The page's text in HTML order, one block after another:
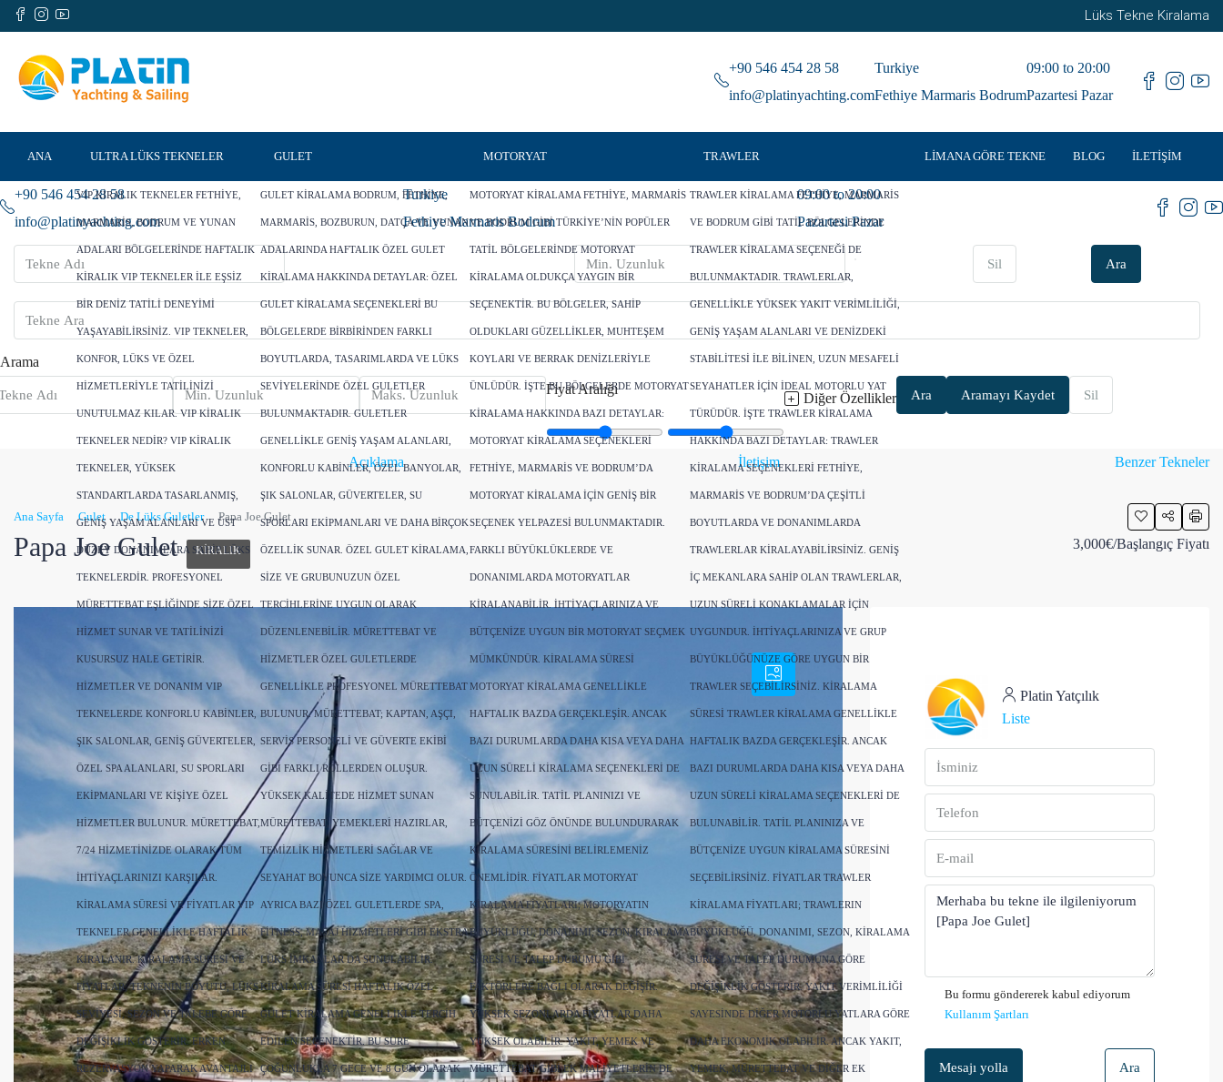
Lüks Tekne Kiralama
+90 546 454 28 58
info@platinyachting.com
Turkiye
Fethiye Marmaris Bodrum
09:00 to 20:00
Pazartesi Pazar
ANA ULTRA LÜKS TEKNELER
VIP KIRALIK TEKNELER FETHIYE,
MARMARIS, BODRUM VE YUNAN
ADALARI BÖLGELERINDE HAFTALIK
KIRALIK VIP TEKNELER ILE EŞSIZ
BIR DENIZ TATILI DENEYIMI
YAŞAYABILIRSINIZ. VIP TEKNELER,
KONFOR, LÜKS VE ÖZEL
HIZMETLERIYLE TATILINIZI
UNUTULMAZ KILAR. VIP KIRALIK
TEKNELER NEDIR? VIP KIRALIK
TEKNELER, YÜKSEK
STANDARTLARDA TASARLANMIŞ,
GENIŞ YAŞAM ALANLARI VE ÜST
DÜZEY DONANIMLARA SAHIP LÜKS
TEKNELERDIR. PROFESYONEL
MÜRETTEBAT EŞLIĞINDE SIZE ÖZEL
HIZMET SUNAR VE TATILINIZI
KUSURSUZ HALE GETIRIR.
HIZMETLER VE DONANIM VIP
TEKNELERDE KONFORLU KABINLER,
ŞIK SALONLAR, GENIŞ GÜVERTELER,
ÖZEL SPA ALANLARI, SU SPORLARI
EKIPMANLARI VE KIŞIYE ÖZEL
HIZMETLER BULUNUR. MÜRETTEBAT,
7/24 HIZMETINIZDE OLARAK TÜM
IHTIYAÇLARINIZI KARŞILAR.
KIRALAMA SÜRESI VE FIYATLAR VIP
TEKNELER GENELLIKLE HAFTALIK
KIRALANIR. KIRALAMA SÜRESI VE
FIYATLAR; TEKNENIN BOYUTU, LÜKS
SEVIYESI, SEZON VE TALEBE GÖRE
DEĞIŞIKLIK GÖSTERIR. ERKEN
REZERVASYON YAPARAK AVANTAJLI
GULET
GULET KIRALAMA BODRUM, FETHIYE,
MARMARIS, BOZBURUN, DATÇA VE YUNAN
ADALARINDA HAFTALIK ÖZEL GULET
KIRALAMA HAKKINDA DETAYLAR: ÖZEL
GULET KIRALAMA SEÇENEKLERI BU
BÖLGELERDE BIRBIRINDEN FARKLI
BOYUTLARDA, TASARIMLARDA VE LÜKS
SEVIYELERINDE ÖZEL GULETLER
BULUNMAKTADIR. GULETLER
GENELLIKLE GENIŞ YAŞAM ALANLARI,
KONFORLU KABINLER, ÖZEL BANYOLAR,
ŞIK SALONLAR, GÜVERTELER, SU
SPORLARI EKIPMANLARI VE DAHA BIRÇOK
ÖZELLIK SUNAR. ÖZEL GULET KIRALAMA,
SIZE VE GRUBUNUZUN ÖZEL
TERCIHLERINE UYGUN OLARAK
DÜZENLENEBILIR. MÜRETTEBAT VE
HIZMETLER ÖZEL GULETLERDE
GENELLIKLE PROFESYONEL MÜRETTEBAT
BULUNUR. MÜRETTEBAT; KAPTAN, AŞÇI,
SERVIS PERSONELI VE GÜVERTE EKIBI
GIBI FARKLI ROLLERDEN OLUŞUR.
YÜKSEK KALITEDE HIZMET SUNAN
MÜRETTEBAT, YEMEKLERI HAZIRLAR,
TEMIZLIK HIZMETLERI SAĞLAR VE
SEYAHAT BOYUNCA SIZE YARDIMCI OLUR.
AYRICA BAZI ÖZEL GULETLERDE SPA,
FITNESS, MASAJ HIZMETLERI GIBI EKSTRA
LÜKS IMKANLAR DA SUNULABILIR.
KIRALAMA SÜRESI HAFTALIK ÖZEL
GULET KIRALAMA GENELLIKLE TERCIH
EDILEN SEÇENEKTIR. BU SÜRE
ÇOĞUNLUKLA 7 GECE VE 8 GÜN OLARAK
MOTORYAT
MOTORYAT KIRALAMA FETHIYE, MARMARIS
VE BODRUM GIBI TÜRKIYE’NIN POPÜLER
TATIL BÖLGELERINDE MOTORYAT
KIRALAMA OLDUKÇA YAYGIN BIR
SEÇENEKTIR. BU BÖLGELER, SAHIP
OLDUKLARI GÜZELLIKLER, MUHTEŞEM
KOYLARI VE BERRAK DENIZLERIYLE
ÜNLÜDÜR. İŞTE BU BÖLGELERDE MOTORYAT
KIRALAMA HAKKINDA BAZI DETAYLAR:
MOTORYAT KIRALAMA SEÇENEKLERI
FETHIYE, MARMARIS VE BODRUM’DA
MOTORYAT KIRALAMA IÇIN GENIŞ BIR
SEÇENEK YELPAZESI BULUNMAKTADIR.
FARKLI BÜYÜKLÜKLERDE VE
DONANIMLARDA MOTORYATLAR
KIRALANABILIR. İHTIYAÇLARINIZA VE
BÜTÇENIZE UYGUN BIR MOTORYAT SEÇMEK
MÜMKÜNDÜR. KIRALAMA SÜRESI
MOTORYAT KIRALAMA GENELLIKLE
HAFTALIK BAZDA GERÇEKLEŞIR. ANCAK
BAZI DURUMLARDA DAHA KISA VEYA DAHA
UZUN SÜRELI KIRALAMA SEÇENEKLERI DE
SUNULABILIR. TATIL PLANINIZI VE
BÜTÇENIZI GÖZ ÖNÜNDE BULUNDURARAK
KIRALAMA SÜRESINI BELIRLEMENIZ
ÖNEMLIDIR. FIYATLAR MOTORYAT
KIRALAMA FIYATLARI; MOTORYATIN
BÜYÜKLÜĞÜ, DONANIMI, SEZON, KIRALAMA
SÜRESI VE TALEP DURUMU GIBI
FAKTÖRLERE BAĞLI OLARAK DEĞIŞIR.
YÜKSEK SEZONLARDA FIYATLAR DAHA
YÜKSEK OLABILIR. YAKIT, YEMEK VE
MÜRETTEBAT GIBI EK MALIYETLERIN DE
TRAWLER
TRAWLER KIRALAMA FETHIYE, MARMARIS
VE BODRUM GIBI TATIL BÖLGELERINDE
TRAWLER KIRALAMA SEÇENEĞI DE
BULUNMAKTADIR. TRAWLERLAR,
GENELLIKLE YÜKSEK YAKIT VERIMLILIĞI,
GENIŞ YAŞAM ALANLARI VE DENIZDEKI
STABILITESI ILE BILINEN, UZUN MESAFELI
SEYAHATLER IÇIN IDEAL MOTORLU YAT
TÜRÜDÜR. İŞTE TRAWLER KIRALAMA
HAKKINDA BAZI DETAYLAR: TRAWLER
KIRALAMA SEÇENEKLERI FETHIYE,
MARMARIS VE BODRUM’DA ÇEŞITLI
BOYUTLARDA VE DONANIMLARDA
TRAWLERLAR KIRALAYABILIRSINIZ. GENIŞ
IÇ MEKANLARA SAHIP OLAN TRAWLERLAR,
UZUN SÜRELI KONAKLAMALAR IÇIN
UYGUNDUR. İHTIYAÇLARINIZA VE GRUP
BÜYÜKLÜĞÜNÜZE GÖRE UYGUN BIR
TRAWLER SEÇEBILIRSINIZ. KIRALAMA
SÜRESI TRAWLER KIRALAMA GENELLIKLE
HAFTALIK BAZDA GERÇEKLEŞIR. ANCAK
BAZI DURUMLARDA DAHA KISA VEYA DAHA
UZUN SÜRELI KIRALAMA SEÇENEKLERI DE
BULUNABILIR. TATIL PLANINIZA VE
BÜTÇENIZE UYGUN KIRALAMA SÜRESINI
SEÇEBILIRSINIZ. FIYATLAR TRAWLER
KIRALAMA FIYATLARI; TRAWLERIN
BÜYÜKLÜĞÜ, DONANIMI, SEZON, KIRALAMA
SÜRESI VE TALEP DURUMUNA GÖRE
DEĞIŞIKLIK GÖSTERIR. YAKIT VERIMLILIĞI
SAYESINDE DIĞER MOTORLU YATLARA GÖRE
DAHA EKONOMIK OLABILIR. ANCAK YAKIT,
YEMEK, MÜRETTEBAT VE DIĞER EK
LIMANA GÖRE TEKNE BLOG İLETIŞIM
+90 546 454 28 58
info@platinyachting.com
Turkiye
Fethiye Marmaris Bodrum
09:00 to 20:00
Pazartesi Pazar
Sil Ara
Arama
Fiyat Aralığı
Diğer Özellikler Ara Aramayı Kaydet Sil
Açıklama İletişim Benzer Tekneler
Ana Sayfa Gulet De Lüks Guletler Papa Joe Gulet
Papa Joe Gulet KIRALIK 3,000€/Başlangıç Fiyatı
Platin Yatçılık
Liste
Bu formu göndererek kabul ediyorum
Kullanım Şartları
Mesajı yolla Ara